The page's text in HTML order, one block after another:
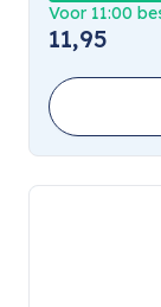
Voor 11:00
11,95